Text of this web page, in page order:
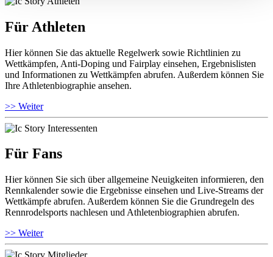
Für Athleten
Hier können Sie das aktuelle Regelwerk sowie Richtlinien zu
Wettkämpfen, Anti-Doping und Fairplay einsehen, Ergebnislisten
und Informationen zu Wettkämpfen abrufen. Außerdem können Sie
Ihre Athletenbiographie ansehen.
>> Weiter
Für Fans
Hier können Sie sich über allgemeine Neuigkeiten informieren, den
Rennkalender sowie die Ergebnisse einsehen und Live-Streams der
Wettkämpfe abrufen. Außerdem können Sie die Grundregeln des
Rennrodelsports nachlesen und Athletenbiographien abrufen.
>> Weiter